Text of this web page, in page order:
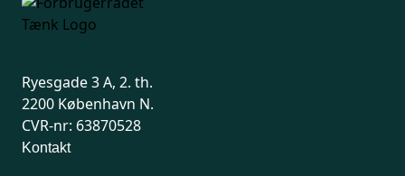
Ryesgade 3 A, 2. th.
2200 København N.
CVR-nr: 63870528
Kontakt